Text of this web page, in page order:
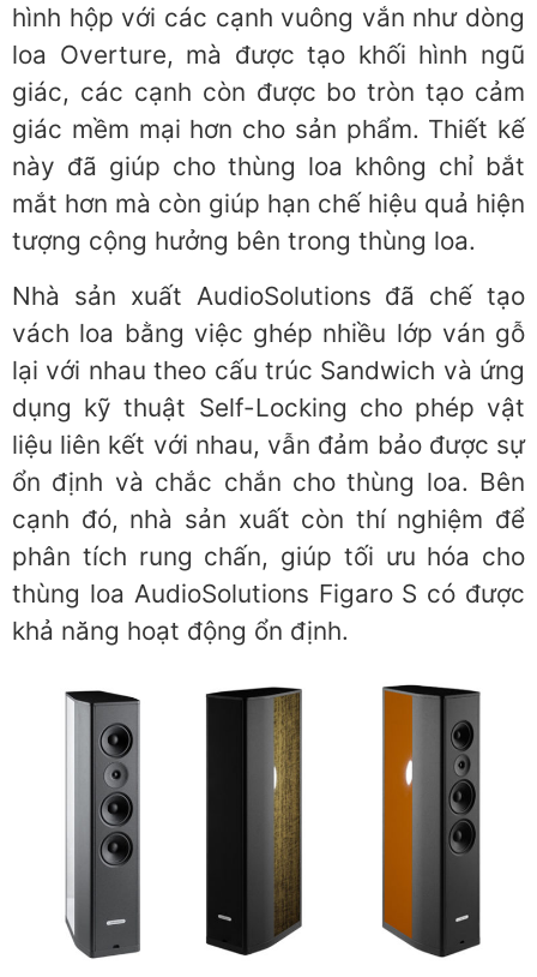
hình hộp với các cạnh vuông vắn như dòng
loa Overture, mà được tạo khối hình ngũ
giác, các cạnh còn được bo tròn tạo cảm
giác mềm mại hơn cho sản phẩm. Thiết kế
này đã giúp cho thùng loa không chỉ bắt
mắt hơn mà còn giúp hạn chế hiệu quả hiện
tượng cộng hưởng bên trong thùng loa.
Nhà sản xuất AudioSolutions đã chế tạo
vách loa bằng việc ghép nhiều lớp ván gỗ
lại với nhau theo cấu trúc Sandwich và ứng
dụng kỹ thuật Self-Locking cho phép vật
liệu liên kết với nhau, vẫn đảm bảo được sự
ổn định và chắc chắn cho thùng loa. Bên
cạnh đó, nhà sản xuất còn thí nghiệm để
phân tích rung chấn, giúp tối ưu hóa cho
thùng loa AudioSolutions Figaro S có được
khả năng hoạt động ổn định.